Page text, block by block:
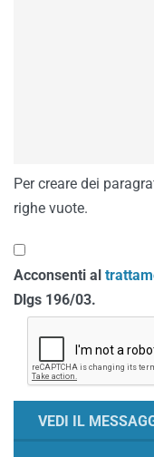
Per creare dei
righe vuote.
Acconsenti al
Dlgs 196/03.